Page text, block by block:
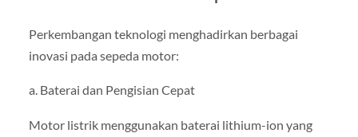
Perkembangan teknologi menghadirkan berbagai
inovasi pada sepeda motor:
a. Baterai dan Pengisian Cepat
Motor listrik menggunakan baterai lithium-ion yang